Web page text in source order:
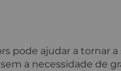
pode ajudar a tornar a
a necessidade de